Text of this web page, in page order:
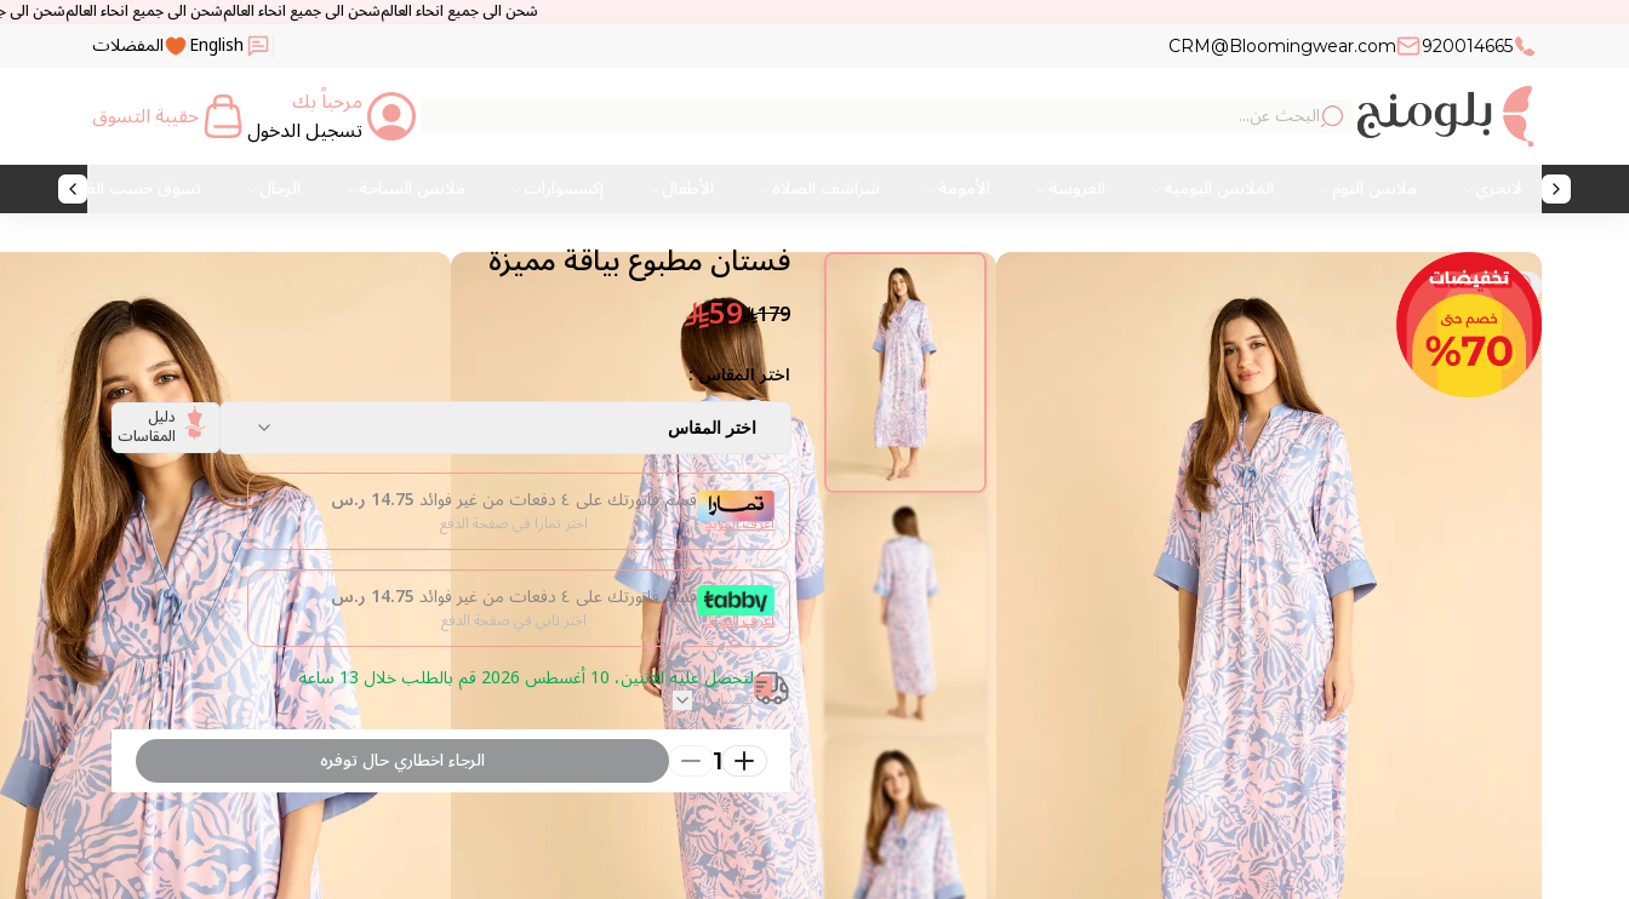
شحن الى جميع انحاء العالمشحن الى جميع انحاء العالمشحن الى جميع انحاء العالمشحن الى جميع انحاء
920014665
CRM@Bloomingwear.com
English المفضلات
مرحباً بك
تسجيل الدخول حقيبة التسوق
تسوق حسب القماش
فستان مطبوع بياقة مميزة
179
59
اختر المقاس :
اختر المقاس دليل
المقاسات
قسم فاتورتك على ٤ دفعات من غير فوائد 14.75 ر.س
اختر تمارا في صفحة الدفع اعرف المزيد
قسم فاتورتك على ٤ دفعات من غير فوائد 14.75 ر.س
اختر تابي في صفحة الدفع اعرف المزيد
لتحصل عليه الاثنين، 10 أغسطس 2026 قم بالطلب خلال 13 ساعة
توصيل الى
1 الرجاء اخطاري حال توفره